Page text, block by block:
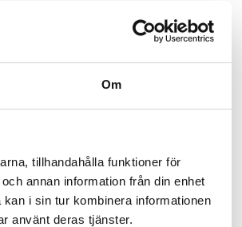
Om
tillhandahålla funktioner för
annan information från din enhet
i sin tur kombinera informationen
använt deras tjänster.